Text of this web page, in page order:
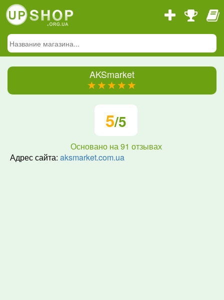
AKSmarket
(*)(*) (*) (*) (*)
5/5
Основано на91 отзывах
Адрес сайта: aksmarket.com.ua